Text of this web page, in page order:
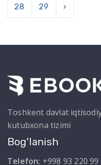
28 29 ›
Toshkent davlat
kutubxona tizimi
Bog'lanish
Telefon: +998 93 220 99